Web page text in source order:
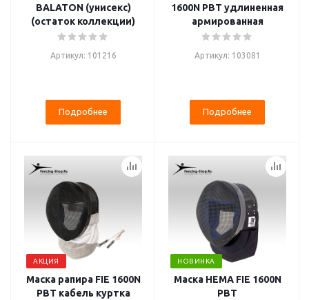
BALATON (унисекс)
(остаток коллекции)
Артикул: 101216
Подробнее
1600N PBT удлиненная
армированная
Артикул: 103081
Подробнее
АКЦИЯ
Маска рапира FIE 1600N
PBT кабель куртка
НОВИНКА
Маска HEMA FIE 1600N
PBT